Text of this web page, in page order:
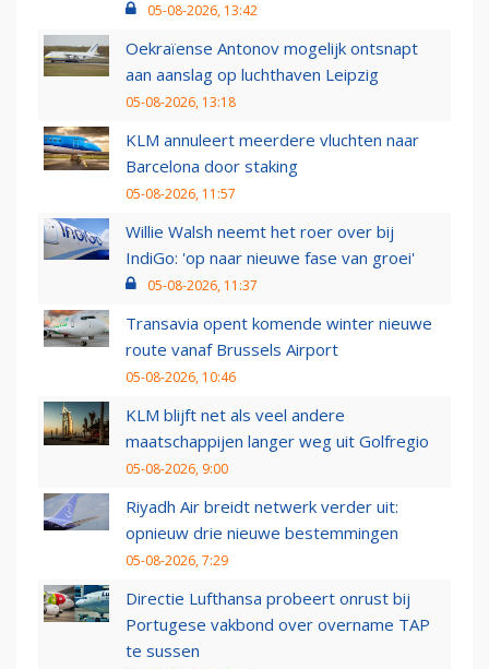
05-08-2026, 13:42
Oekraïense Antonov mogelijk ontsnapt
aan aanslag op luchthaven Leipzig
05-08-2026, 13:18
KLM annuleert meerdere vluchten naar
Barcelona door staking
05-08-2026, 11:57
Willie Walsh neemt het roer over bij
IndiGo: 'op naar nieuwe fase van groei'
05-08-2026, 11:37
Transavia opent komende winter nieuwe
route vanaf Brussels Airport
05-08-2026, 10:46
KLM blijft net als veel andere
maatschappijen langer weg uit Golfregio
05-08-2026, 9:00
Riyadh Air breidt netwerk verder uit:
opnieuw drie nieuwe bestemmingen
05-08-2026, 7:29
Directie Lufthansa probeert onrust bij
Portugese vakbond over overname TAP
te sussen